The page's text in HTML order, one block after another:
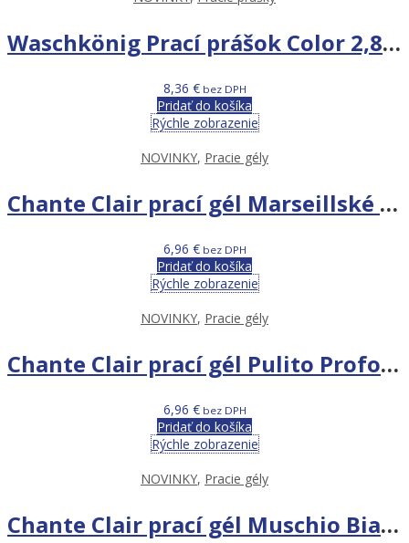
Waschkönig Prací prášok Color 2,88 kg 48 praní PD
8,36 €bez DPH
Pridať do košíka
Rýchle zobrazenie
NOVINKY, Pracie gély
Chante Clair prací gél Marseillské mydlo 1,575L
6,96 €bez DPH
Pridať do košíka
Rýchle zobrazenie
NOVINKY, Pracie gély
Chante Clair prací gél Pulito Profondo 1,575L 35PD
6,96 €bez DPH
Pridať do košíka
Rýchle zobrazenie
NOVINKY, Pracie gély
Chante Clair prací gél Muschio Bianco 1,575L